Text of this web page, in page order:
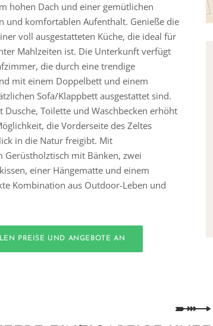
hohen Dach und einer gemütlichen
und komfortablen Aufenthalt. Genieße die
voll ausgestatteten Küche, die ideal für
Mahlzeiten ist. Die Unterkunft verfügt
die durch eine trendige
mit einem Doppelbett und einem
Sofa/Klappbett ausgestattet sind.
Toilette und Waschbecken erhöht
die Vorderseite des Zeltes
in die Natur freigibt. Mit
mit Bänken, zwei
einer Hängematte und einem
Kombination aus Outdoor-Leben und
PREISE UND ANGEBOTE AN